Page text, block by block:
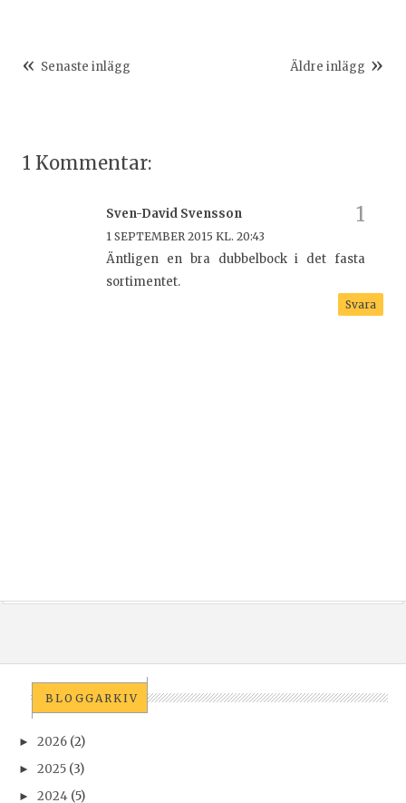
Senaste inlägg Äldre inlägg
1 Kommentar:
Sven-David Svensson
1 SEPTEMBER 2015 KL. 20:43
Äntligen en bra dubbelbock i det fasta
sortimentet.
Svara
BLOGGARKIV
► 2026 (2)
► 2025 (3)
► 2024 (5)